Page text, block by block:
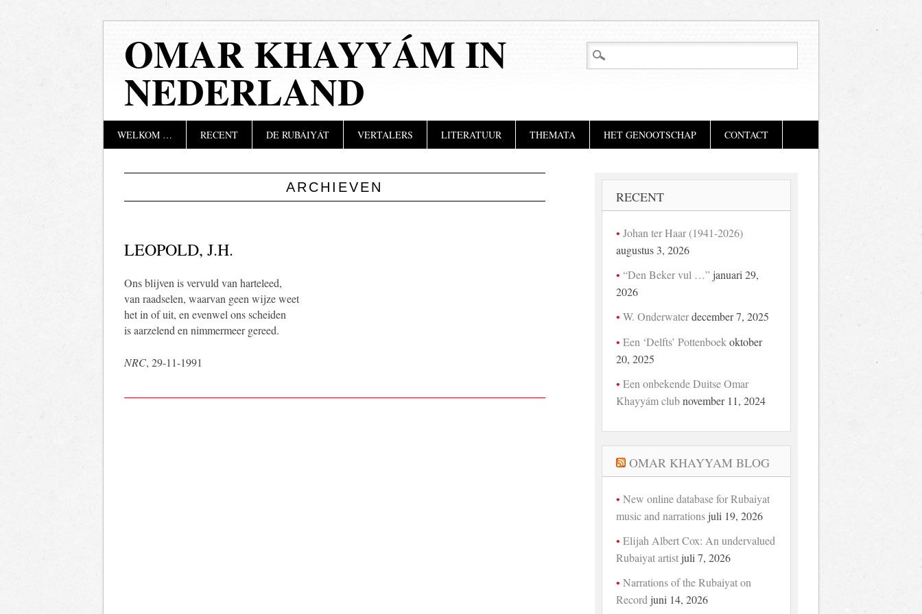
OMAR KHAYYÁM IN
NEDERLAND
Hoofdmenu
springen
WELKOM … RECENT DE RUBÁIYÁT VERTALERS LITERATUUR THEMATA HET GENOOTSCHAP CONTACT
ARCHIEVEN
LEOPOLD, J.H.
Ons blijven is vervuld van harteleed,
van raadselen, waarvan geen wijze weet
het in of uit, en evenwel ons scheiden
is aarzelend en nimmermeer gereed.
NRC, 29-11-1991
RECENT
Johan ter Haar (1941-2026)
augustus 3, 2026
“Den Beker vul …” januari 29,
2026
W. Onderwater december 7, 2025
Een ‘Delfts’ Pottenboek oktober
20, 2025
Een onbekende Duitse Omar
Khayyám club november 11, 2024
OMAR KHAYYAM BLOG
New online database for Rubaiyat
music and narrations juli 19, 2026
Elijah Albert Cox: An undervalued
Rubaiyat artist juli 7, 2026
Narrations of the Rubaiyat on
Record juni 14, 2026